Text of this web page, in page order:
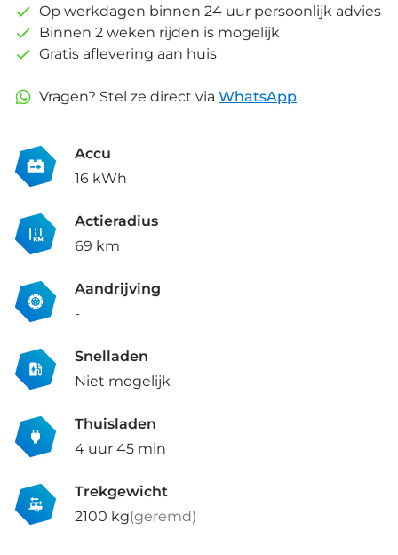
Op werkdagen binnen 24 uur persoonlijk advies
Binnen 2 weken rijden is mogelijk
Gratis aflevering aan huis
Vragen? Stel ze direct via WhatsApp
Accu
16 kWh
Actieradius
69 km
Aandrijving
-
Snelladen
Niet mogelijk
Thuisladen
4 uur 45 min
Trekgewicht
2100 kg(geremd)